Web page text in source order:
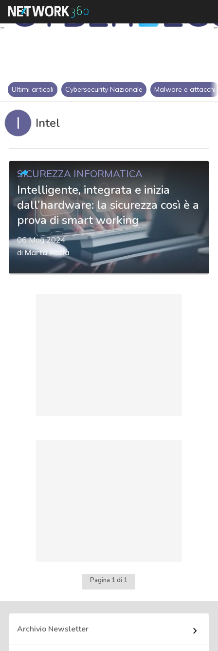
Ultimi articoli Cybersecurity Nazionale Malware e attacchi
I Intel
SICUREZZA INFORMATICA
Intelligente, integrata e inizia
dall’hardware: la sicurezza così è a
prova di smart working
06 Mag 2024
diMarta Abbà
Pagina 1 di 1
Archivio Newsletter